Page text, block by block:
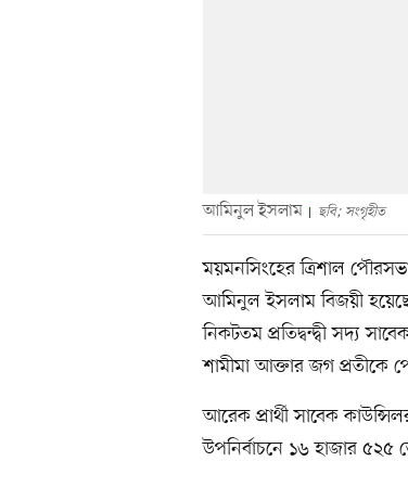
আমিনুল ইসলাম ছবি; সংগৃহীত
ময়মনসিংহের ত্রিশাল
আমিনুল ইসলাম বিজয়ী
নিকটতম প্রতিদ্বন্দ্বী সদ্য
শামীমা আক্তার জগ প্রতীকে
আরেক প্রার্থী সাবেক
উপনির্বাচনে ১৬ হাজার